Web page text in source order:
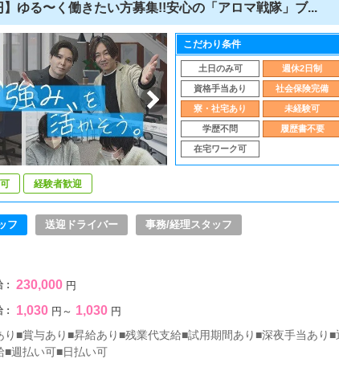
】ゆる〜く働きたい方募集!!安心の「アロマ戦隊」ブ...
こだわり条件
土日のみ可 週休2日制
資格手当あり 社会保険完備
寮・社宅あり 未経験可
学歴不問 履歴書不要
在宅ワーク可
経験者歓迎
フ 送迎ドライバー 事務/経理スタッフ
: 230,000 円
: 1,030 円 ～ 1,030 円
り■賞与あり■昇給あり■残業代支給■試用期間あり■深夜手当あり■
■週払い可■日払い可